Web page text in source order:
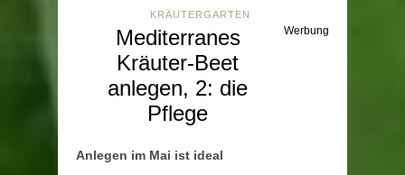
KRÄUTERGARTEN
Mediterranes
Kräuter-Beet
anlegen, 2: die
Pflege
Werbung
Anlegen im Mai ist ideal